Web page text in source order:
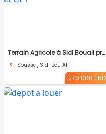
Terrain Agricole à Sidi Bouali près de l'autoroute et GP1
Sousse , Sidi Bou Ali
270.000 TND